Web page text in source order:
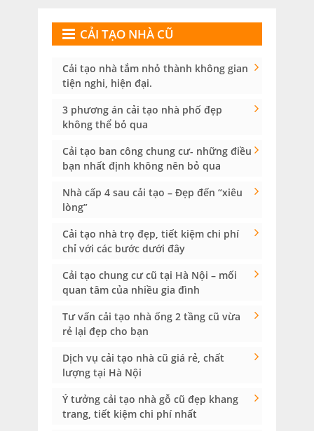
CẢI TẠO NHÀ CŨ
Cải tạo nhà tắm nhỏ thành không gian
tiện nghi, hiện đại.
3 phương án cải tạo nhà phố đẹp
không thể bỏ qua
Cải tạo ban công chung cư- những điều
bạn nhất định không nên bỏ qua
Nhà cấp 4 sau cải tạo – Đẹp đến “xiêu
lòng”
Cải tạo nhà trọ đẹp, tiết kiệm chi phí
chỉ với các bước dưới đây
Cải tạo chung cư cũ tại Hà Nội – mối
quan tâm của nhiều gia đình
Tư vấn cải tạo nhà ống 2 tầng cũ vừa
rẻ lại đẹp cho bạn
Dịch vụ cải tạo nhà cũ giá rẻ, chất
lượng tại Hà Nội
Ý tưởng cải tạo nhà gỗ cũ đẹp khang
trang, tiết kiệm chi phí nhất